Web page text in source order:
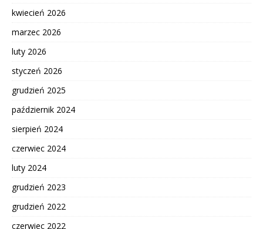
kwiecień 2026
marzec 2026
luty 2026
styczeń 2026
grudzień 2025
październik 2024
sierpień 2024
czerwiec 2024
luty 2024
grudzień 2023
grudzień 2022
czerwiec 2022